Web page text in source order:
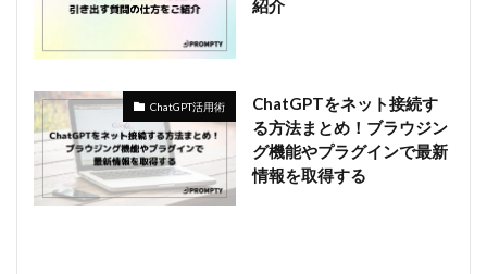
紹介
ChatGPT活用術
ChatGPTをネット接続す
る方法まとめ！ブラウジン
グ機能やプラグインで最新
情報を取得する